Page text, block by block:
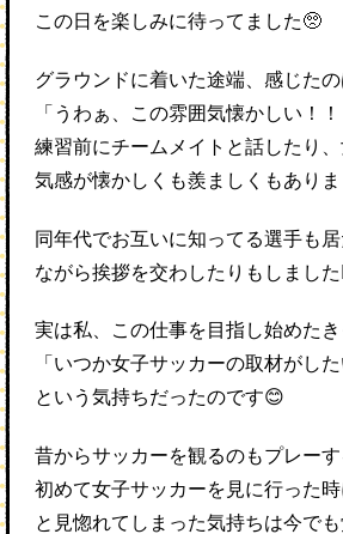
この日を楽しみに待ってました🥺
グラウンドに着いた途端、感じたの
「うわぁ、この雰囲気懐かしい！
練習前にチームメイトと話したり
気感が懐かしくも羨ましくもありま
同年代でお互いに知ってる選手も
ながら挨拶を交わしたりもしました
実は私、この仕事を目指し始めた
「いつか女子サッカーの取材がした
という気持ちだったのです😊
昔からサッカーを観るのもプレーす
初めて女子サッカーを見に行った時
と見惚れてしまった気持ちは今で